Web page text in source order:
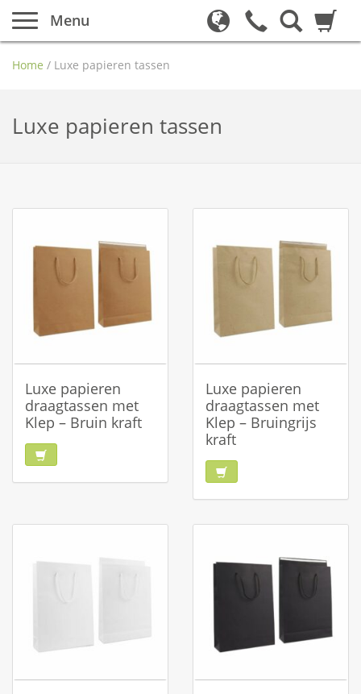
Menu
Home / Luxe papieren tassen
Luxe papieren tassen
Luxe papieren
draagtassen met
Klep – Bruin kraft
Luxe papieren
draagtassen met
Klep – Bruingrijs
kraft